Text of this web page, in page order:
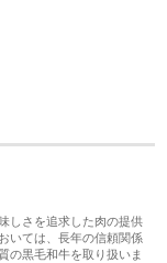
しさを追求した肉の提供
いては、長年の信頼関係
の黒毛和牛を取り扱いま